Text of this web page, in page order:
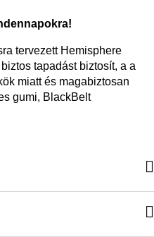
tervezett Hemisphere
tapadást biztosít, a a
miatt és magabiztosan
gumi, BlackBelt